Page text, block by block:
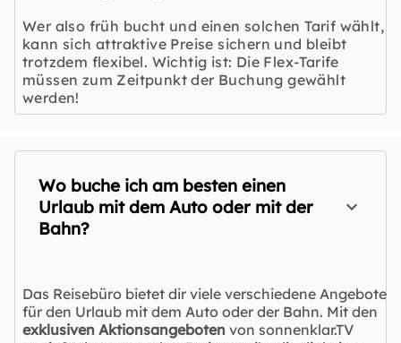
Wer also früh bucht und einen solchen Tarif wählt,
kann sich attraktive Preise sichern und bleibt
trotzdem flexibel. Wichtig ist: Die Flex-Tarife
müssen zum Zeitpunkt der Buchung gewählt
werden!
Wo buche ich am besten einen
Urlaub mit dem Auto oder mit der
Bahn?
Das Reisebüro bietet dir viele verschiedene Angebote
für den Urlaub mit dem Auto oder der Bahn. Mit den
exklusiven Aktionsangeboten von sonnenklar.TV